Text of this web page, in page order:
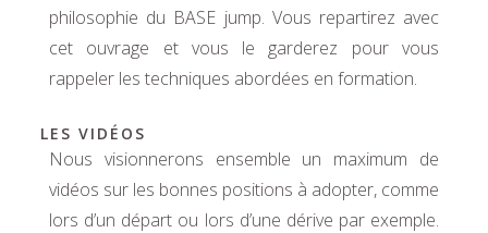
philosophie du BASE jump. Vous repartirez avec
cet ouvrage et vous le garderez pour vous
rappeler les techniques abordées en formation.
LES VIDÉOS
Nous visionnerons ensemble un maximum de
vidéos sur les bonnes positions à adopter, comme
lors d’un départ ou lors d’une dérive par exemple.